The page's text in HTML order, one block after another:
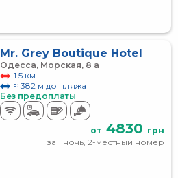
Mr. Grey Boutique Hotel
Одесса, Морская, 8 а
1.5 км
≈ 382 м до пляжа
Без предоплаты
от 4830 грн
за 1 ночь, 2-местный номер